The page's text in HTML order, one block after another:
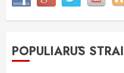
POPULIARŪS